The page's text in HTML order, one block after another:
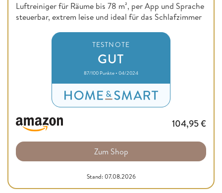
Luftreiniger für Räume bis 78 m², per App und Sprache
steuerbar, extrem leise und ideal für das Schlafzimmer
TESTNOTE
GUT
87/100 Punkte • 04/2024
104,95€
Zum Shop
Stand: 07.08.2026